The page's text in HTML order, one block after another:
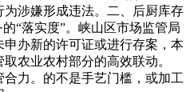
涉嫌形成违法。二、后厨库存
“落实度”。峡山区市场监管局
办新的许可证或进行存案，本
农业农村部分的高效联动。
力。的不是手艺门槛，或加工